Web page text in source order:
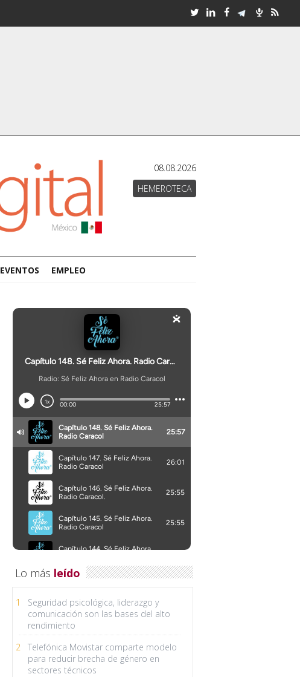
08.08.2026
HEMEROTECA
EVENTOS EMPLEO
Lo más leído
1
Seguridad psicológica, liderazgo y
comunicación son las bases del alto
rendimiento
2
Telefónica Movistar comparte modelo
para reducir brecha de género en
sectores técnicos